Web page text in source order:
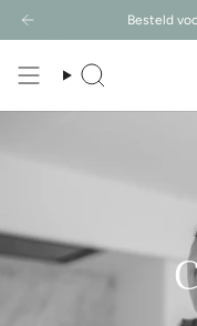
Inhalt
springen
Besteld
Suche